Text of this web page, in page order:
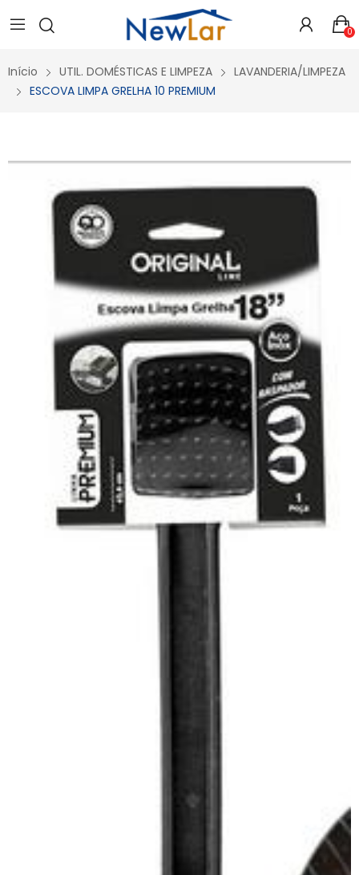
Secure crypto portfolio manager for desktops and mobile -
Visit Ledger Live
- easily manage, stake, and track assets. 0
Início UTIL. DOMÉSTICAS E LIMPEZA
LAVANDERIA/LIMPEZA
ESCOVA LIMPA GRELHA 10 PREMIUM